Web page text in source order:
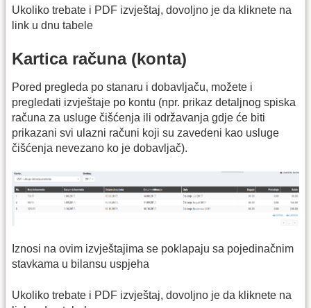
Ukoliko trebate i PDF izvještaj, dovoljno je da kliknete na
link u dnu tabele
Kartica računa (konta)
Pored pregleda po stanaru i dobavljaču, možete i
pregledati izvještaje po kontu (npr. prikaz detaljnog spiska
računa za usluge čišćenja ili održavanja gdje će biti
prikazani svi ulazni računi koji su zavedeni kao usluge
čišćenja nevezano ko je dobavljač).
Iznosi na ovim izvještajima se poklapaju sa pojedinačnim
stavkama u bilansu uspjeha
Ukoliko trebate i PDF izvještaj, dovoljno je da kliknete na